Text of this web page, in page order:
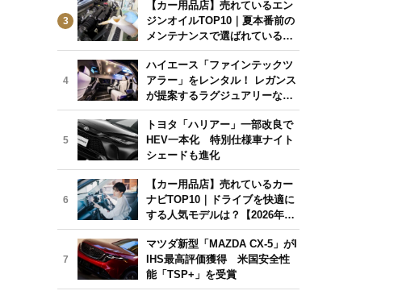
3
【カー用品店】売れているエン
ジンオイルTOP10｜夏本番前の
メンテナンスで選ばれている人
気モデルは？【2026年6月版】
4
ハイエース「ファインテックツ
アラー」をレンタル！ レガンス
が提案するラグジュアリーな移
動体験
5
トヨタ「ハリアー」一部改良で
HEV一本化 特別仕様車ナイト
シェードも進化
6
【カー用品店】売れているカー
ナビTOP10｜ドライブを快適に
する人気モデルは？【2026年6
月版】
7
マツダ新型「MAZDA CX-5」がI
IHS最高評価獲得 米国安全性
能「TSP+」を受賞